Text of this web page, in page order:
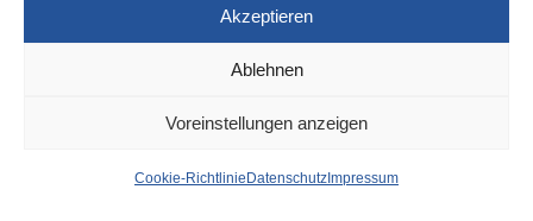
Akzeptieren
Ablehnen
Voreinstellungen anzeigen
Cookie-Richtlinie Datenschutz Impressum